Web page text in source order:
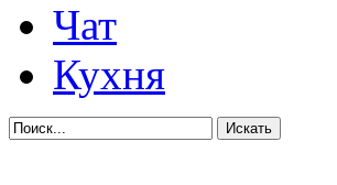
Чат
Кухня